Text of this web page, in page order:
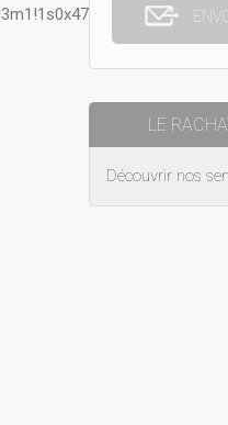
LE
Découvrir nos